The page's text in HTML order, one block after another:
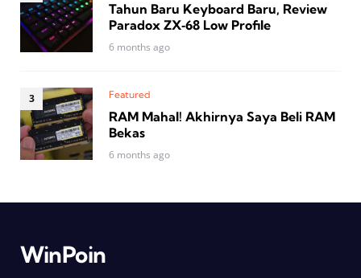
Tahun Baru Keyboard Baru, Review
Paradox ZX‑68 Low Profile
6 months ago
Featured
RAM Mahal! Akhirnya Saya Beli RAM
Bekas
6 months ago
WinPoin